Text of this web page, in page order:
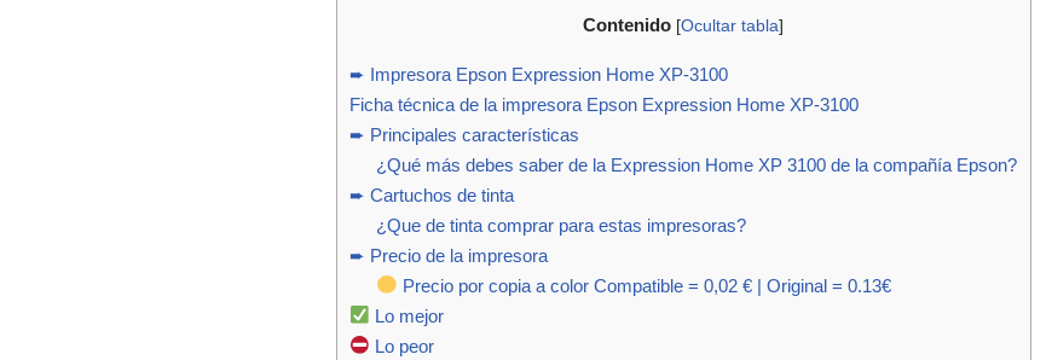
Contenido [Ocultar tabla]
➨ Impresora Epson Expression Home XP-3100
Ficha técnica de la impresora Epson Expression Home XP-3100
➨ Principales características
¿Qué más debes saber de la Expression Home XP 3100 de la compañía Epson?
➨ Cartuchos de tinta
¿Que de tinta comprar para estas impresoras?
➨ Precio de la impresora
Precio por copia a color Compatible = 0,02 € | Original = 0.13€
Lo mejor
Lo peor